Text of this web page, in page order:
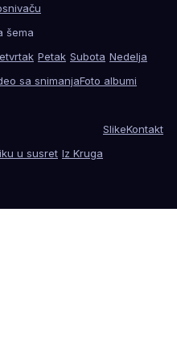
šema
Petak Subota Nedelja
sa snimanjaFoto albumi
u susret Iz Kruga
SlikeKontakt